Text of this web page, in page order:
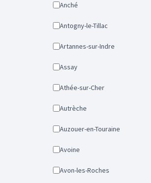
Anché
Antogny-le-Tillac
Artannes-sur-Indre
Assay
Athée-sur-Cher
Autrèche
Auzouer-en-Touraine
Avoine
Avon-les-Roches